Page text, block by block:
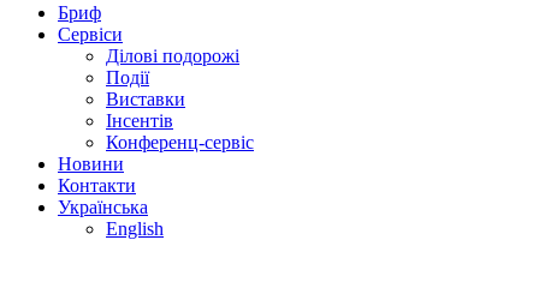
Бриф
Сервіси
Ділові подорожі
Події
Виставки
Інсентів
Конференц-сервіс
Новини
Контакти
Українська
English